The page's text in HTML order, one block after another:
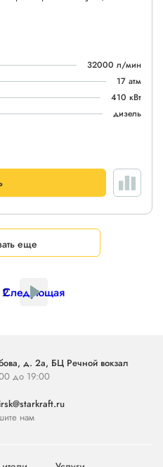
32000 л/мин
17 атм
410 кВт
дизель
еще
2
Следующая
д. 2а, БЦ Речной вокзал
до 19:00
нам